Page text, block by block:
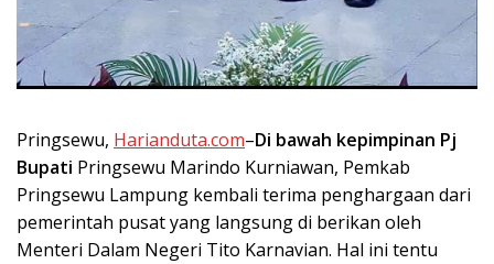
Pringsewu, Harianduta.com–Di bawah kepimpinan Pj
Bupati Pringsewu Marindo Kurniawan, Pemkab
Pringsewu Lampung kembali terima penghargaan dari
pemerintah pusat yang langsung di berikan oleh
Menteri Dalam Negeri Tito Karnavian. Hal ini tentu